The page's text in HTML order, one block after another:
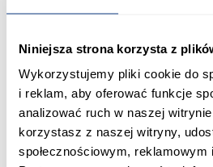
Niniejsza strona korzysta z
Wykorzystujemy pliki cookie do
i reklam, aby oferować funkcje
analizować ruch w naszej
korzystasz z naszej witryny,
społecznościowym, reklamowym
Kompakt uniwersalny Horus
569,00 zł
Dodaj do koszyka